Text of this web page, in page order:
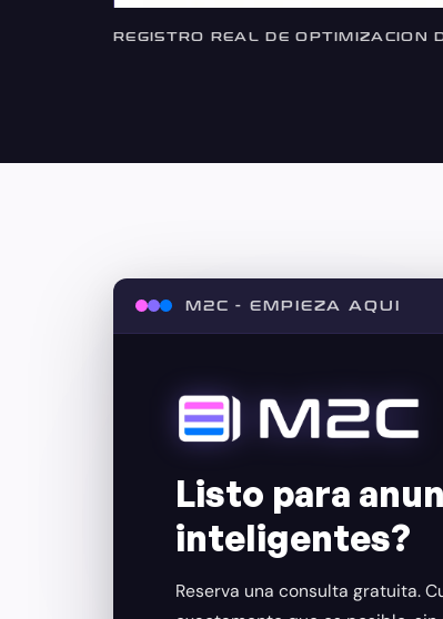
REGISTRO REAL DE OPTIMIZACION
M2C - EMPIEZA AQUI
Listo para
inteligentes?
Reserva una consulta gratuita.